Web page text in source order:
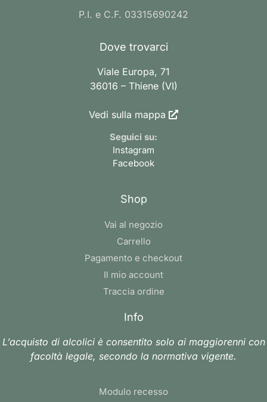
P.I. e C.F. 03315690242
Dove trovarci
Viale Europa, 71
36016 – Thiene (VI)
Vedi sulla mappa
Seguici su:
Instagram
Facebook
Shop
Vai al negozio
Carrello
Pagamento e checkout
Il mio account
Traccia ordine
Info
L’acquisto di alcolici è consentito solo ai maggiorenni con
facoltà legale, secondo la normativa vigente.
Modulo recesso